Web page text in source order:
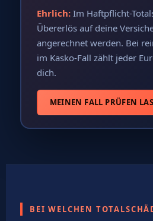
Ehrlich:Im Haftpflicht-
Übererlös auf deine
angerechnet werden. Bei
im Kasko-Fall zählt jeder
dich.
MEINEN FALL PRÜFEN
BEI WELCHEN